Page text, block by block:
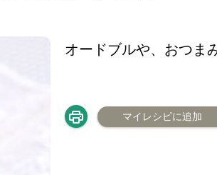
オードブルや、おつま
マイレシピに追加